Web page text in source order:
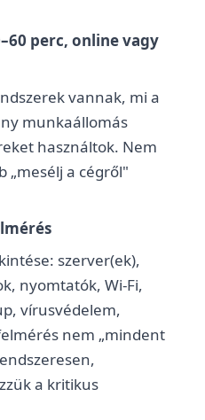
perc, online vagy
vannak, mi a
munkaállomás
használtok. Nem
„mesélj a cégről"
szerver(ek),
nyomtatók, Wi-Fi,
vírusvédelem,
nem „mindent
a kritikus